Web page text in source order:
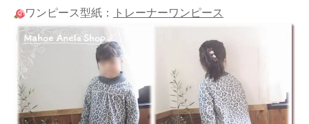
ワンピース型紙：
トレーナーワンピース